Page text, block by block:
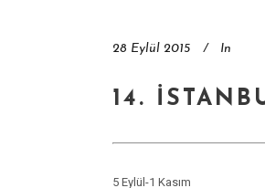
28 Eylül 2015 In
14.
5 Eylül-1 Kasım